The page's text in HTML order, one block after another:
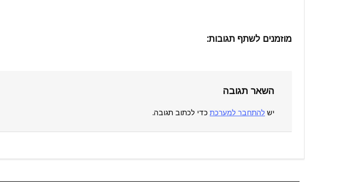
מוזמנים לשתף תגובות:
השאר תגובה
יש להתחבר למערכת כדי לכתוב תגובה.